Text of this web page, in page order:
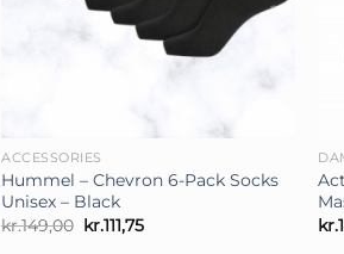
ACCESSORIES
Hummel – Chevron 6-Pack Socks
Unisex – Black
kr.149,00 Den
oprindelige
kr.111,75Den
kr.